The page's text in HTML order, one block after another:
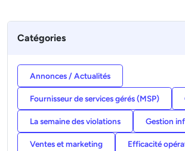
Catégories
Annonces / Actualités
Fournisseur de services gérés (MSP)
La semaine des violations Gestion
Ventes et marketing Efficacité